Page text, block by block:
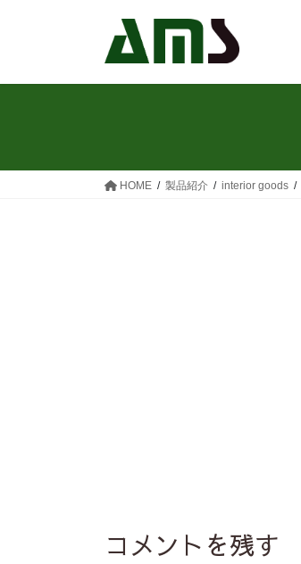
HOME 製品紹介 interior goods
コメントを残す